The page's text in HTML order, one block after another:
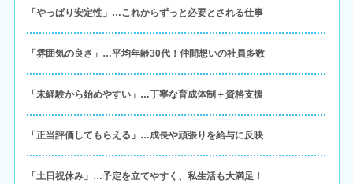
「やっぱり安定性」…これからずっと必要とされる仕事
「雰囲気の良さ」…平均年齢30代！仲間想いの社員多数
「未経験から始めやすい」…丁寧な育成体制＋資格支援
「正当評価してもらえる」…成長や頑張りを給与に反映
「土日祝休み」…予定を立てやすく、私生活も大満足！